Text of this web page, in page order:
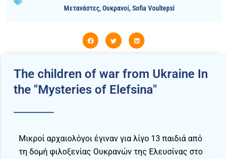
Μετανάστες,Ουκρανοί,Sofia Voultepsi
The children of war from Ukraine In
the "Mysteries of Elefsina"
Μικροί αρχαιολόγοι έγιναν για λίγο 13 παιδιά από
τη δομή φιλοξενίας Ουκρανών της Ελευσίνας στο